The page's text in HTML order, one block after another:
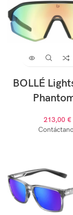
BOLLÉ
213,00 €